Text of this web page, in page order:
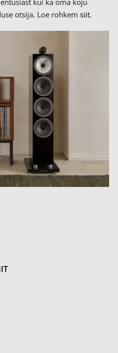
kui ka oma koju
otsija. Loe rohkem siit.